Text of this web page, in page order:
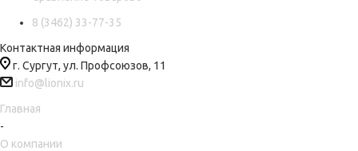
8 (3462) 33-77-35
Контактная информация
г. Сургут, ул. Профсоюзов, 11
info@lionix.ru
Главная
-
О компании